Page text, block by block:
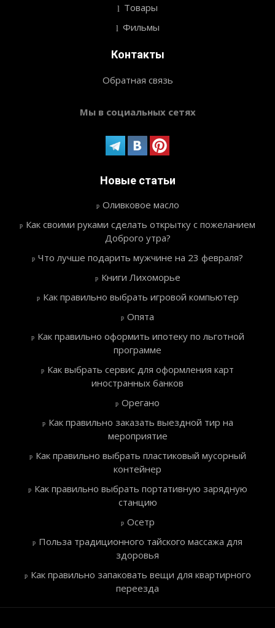
Товары
Фильмы
Контакты
Обратная связь
Мы в социальных сетях
Новые статьи
Оливковое масло
Как своими руками сделать открытку с пожеланием
Доброго утра?
Что лучше подарить мужчине на 23 февраля?
Книги Лихоморье
Как правильно выбрать игровой компьютер
Опята
Как правильно оформить ипотеку по льготной
программе
Как выбрать сервис для оформления карт
иностранных банков
Орегано
Как правильно заказать выездной тир на
мероприятие
Как правильно выбрать пластиковый мусорный
контейнер
Как правильно выбрать портативную зарядную
станцию
Осетр
Польза традиционного тайского массажа для
здоровья
Как правильно запаковать вещи для квартирного
переезда